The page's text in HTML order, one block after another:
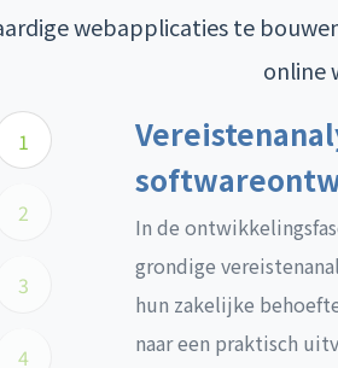
webapplicaties te
online
1
2
3
4
In de
grondige
hun zakelijke
naar een praktisch